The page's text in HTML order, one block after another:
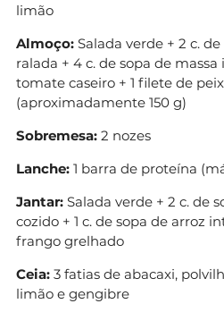
limão
Almoço: Salada verde + 2 c.
ralada + 4 c. de sopa de
tomate caseiro + 1 filete de
(aproximadamente 150 g)
Sobremesa: 2 nozes
Lanche: 1 barra de proteína
Jantar: Salada verde + 2 c. de
cozido + 1 c. de sopa de arroz
frango grelhado
Ceia: 3 fatias de abacaxi,
limão e gengibre